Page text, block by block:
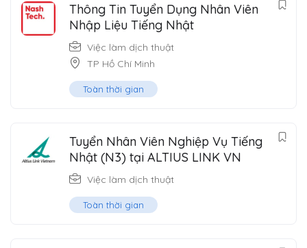
Thông Tin Tuyển Dụng Nhân Viên
Nhập Liệu Tiếng Nhật
Việc làm dịch thuật
TP Hồ Chí Minh
Toàn thời gian
Tuyển Nhân Viên Nghiệp Vụ Tiếng
Nhật (N3) tại ALTIUS LINK VN
Việc làm dịch thuật
Toàn thời gian